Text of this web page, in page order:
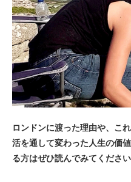
ロンドンに渡った理由や、こ
活を通して変わった人生の価
る方はぜひ読んでみてください